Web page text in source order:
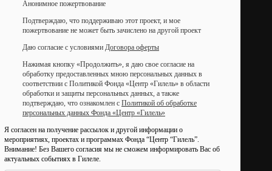
Анонимное пожертвование
Подтверждаю, что поддерживаю этот проект, и мое
пожертвование не может быть зачислено на другой проект
Даю согласие с условиями Договора оферты
Нажимая кнопку «Продолжить», я даю свое согласие на
обработку предоставленных мною персональных данных в
соответствии с Политикой Фонда «Центр «Гилель» в области
обработки и защиты персональных данных, а также
подтверждаю, что ознакомлен с Политикой об обработке
персональных данных Фонда «Центр «Гилель»
Я согласен на получение рассылок и другой информации о
мероприятиях, проектах и программах Фонда “Центр “Гилель”.
Внимание! Без Вашего согласия мы не сможем информировать Вас об
актуальных событиях в Гилеле.